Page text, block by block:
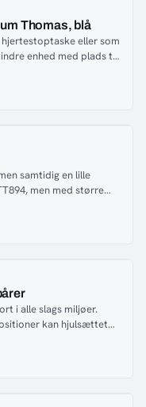
Thomas, blå
eller som
enhed med plads til
Tasken har indvendige
oversigt over
samtidig en lille
men med større
i alle slags miljøer.
kan hjulsættet
hældning. Det
med alle vores